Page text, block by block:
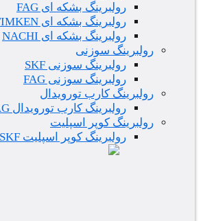
رولبرینگ بشکه ای FAG
رولبرینگ بشکه ای TIMKEN
رولبرینگ بشکه ای NACHI
رولبرینگ سوزنی
رولبرینگ سوزنی SKF
رولبرینگ سوزنی FAG
رولبرینگ کارب تورویدال
رولبرینگ کارب تورویدال FAG
رولبرینگ کوپر اسپلیت
رولبرینگ کوپر اسپلیت SKF